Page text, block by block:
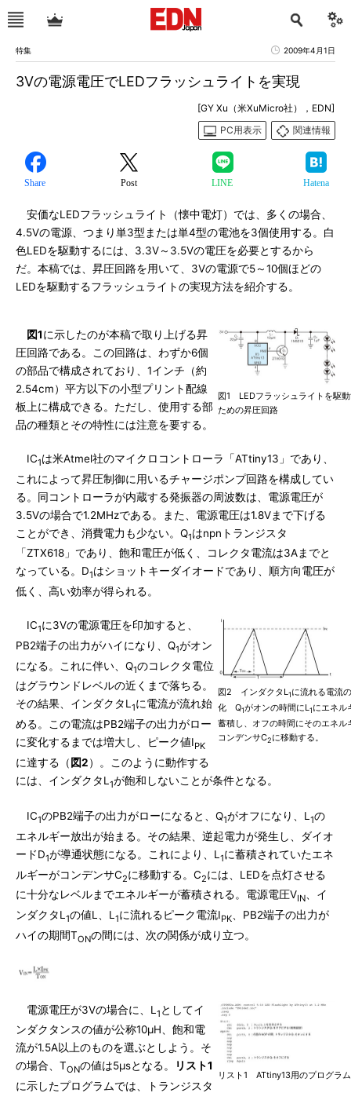
特集 2009年4月1日
3Vの電源電圧でLEDフラッシュライトを実現
[GY Xu（米XuMicro社），EDN]
PC用表示
関連情報
Share Post LINE Hatena
安価なLEDフラッシュライト（懐中電灯）では、多くの場合、
4.5Vの電源、つまり単3型または単4型の電池を3個使用する。白
色LEDを駆動するには、3.3V～3.5Vの電圧を必要とするから
だ。本稿では、昇圧回路を用いて、3Vの電源で5～10個ほどの
LEDを駆動するフラッシュライトの実現方法を紹介する。
図1 LEDフラッシュライトを駆
ための昇圧回路
図1に示したのが本稿で取り上げる昇
圧回路である。この回路は、わずか6個
の部品で構成されており、1インチ（約
2.54cm）平方以下の小型プリント配線
板上に構成できる。ただし、使用する部
品の種類とその特性には注意を要する。
IC1は米Atmel社のマイクロコントローラ「ATtiny13」であり、
これによって昇圧制御に用いるチャージポンプ回路を構成してい
る。同コントローラが内蔵する発振器の周波数は、電源電圧が
3.5Vの場合で1.2MHzである。また、電源電圧は1.8Vまで下げる
ことができ、消費電力も少ない。Q1はnpnトランジスタ
「ZTX618」であり、飽和電圧が低く、コレクタ電流は3Aまでと
なっている。D1はショットキーダイオードであり、順方向電圧が
低く、高い効率が得られる。
図2 インダクタL1に流れる電流
化 Q1がオンの時間にL1にエネル
蓄積し、オフの時間にそのエネル
コンデンサC2に移動する。
IC1に3Vの電源電圧を印加すると、
PB2端子の出力がハイになり、Q1がオン
になる。これに伴い、Q1のコレクタ電位
はグラウンドレベルの近くまで落ちる。
その結果、インダクタL1に電流が流れ始
める。この電流はPB2端子の出力がロー
に変化するまでは増大し、ピーク値IPK
に達する（ 図2）。このように動作する
には、インダクタL 1が飽和しないことが条件となる。
IC1のPB2端子の出力がローになると、Q1がオフになり、L1の
エネルギー放出が始まる。その結果、逆起電力が発生し、ダイオ
ードD1が導通状態になる。これにより、L 1に蓄積されていたエネ
ルギーがコンデンサC2に移動する。C2には、LEDを点灯させる
に十分なレベルまでエネルギーが蓄積される。電源電圧VIN、イ
ンダクタL 1の値L、L 1に流れるピーク電流IPK 、PB2端子の出力が
ハイの期間TONの間には、次の関係が成り立つ。
リスト1 ATtiny13用のプログ
電源電圧が3Vの場合に、L 1 としてイ
ンダクタンスの値が公称10μH、飽和電
流が1.5A以上のものを選ぶとしよう。そ
の場合、TONの値は5μsとなる。
リスト1
に示したプログラムでは、トランジスタ